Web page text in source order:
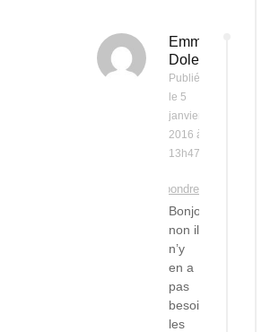
Emma
Dolet
Publié
le 5
janvier
2016 à
13h47
Répondre
Bonjour,
non il
n’y
en a
pas
besoin,
les